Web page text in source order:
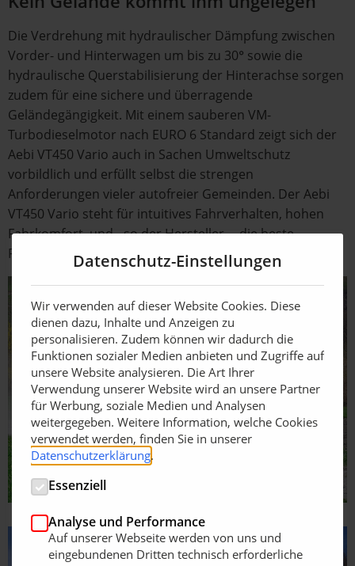
Die Verdrehung mit hydraulischer Dämpfung zwischen
Vorder- und Hinterwagen um bis zu 30° sowie die
hydraulische Querstabilisierung der Hinterachse sorgen
zudem für eine sichere und überragende
Geländegängigkeit. Mit einem sauberen VM-
Turbodieselmotor nach EURO 6 Standard zeigt sich der
Aebi VT450 Vario auch in Sachen Umweltschutz
vorbildlich und erfüllt selbst die strengen
Anforderungen vieler autofreier Gemeinden. Der Aebi
VT450 Vario steht für intuitives Fahrverhalten, hohen
Fahrkomfort, und - so der Hersteller - „die beste
Federung seiner Klasse“.
Datenschutz-Einstellungen
Wir verwenden auf dieser Website Cookies. Diese
dienen dazu, Inhalte und Anzeigen zu
personalisieren. Zudem können wir dadurch die
Funktionen sozialer Medien anbieten und Zugriffe auf
unsere Website analysieren. Die Art Ihrer
Verwendung unserer Website wird an unsere Partner
für Werbung, soziale Medien und Analysen
weitergegeben. Weitere Information, welche Cookies
verwendet werden, finden Sie in unserer
Datenschutzerklärung.
Essenziell
Analyse und Performance
Auf unserer Webseite werden von uns und
eingebundenen Dritten technisch erforderliche